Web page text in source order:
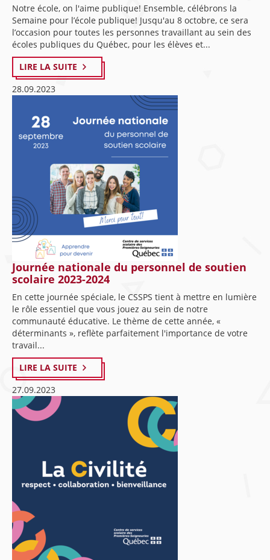
Notre école, on l'aime publique! Ensemble, célébrons la
Semaine pour l’école publique! Jusqu'au 8 octobre, ce sera
l’occasion pour toutes les personnes travaillant au sein des
écoles publiques du Québec, pour les élèves et...
LIRE LA SUITE
28.09.2023
Journée nationale du personnel de soutien
scolaire 2023-2024
En cette journée spéciale, le CSSPS tient à mettre en lumière
le rôle essentiel que vous jouez au sein de notre
communauté éducative. Le thème de cette année, «
déterminants », reflète parfaitement l'importance de votre
travail...
LIRE LA SUITE
27.09.2023